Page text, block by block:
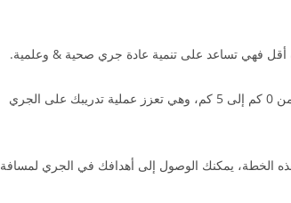
أقل فهي تساعد على تنمية عادة جري صحية & وعلمية.
خطة جري سهلة على المبتدئين، تزودك بمعلومات إرشادية للجري من 0 كم إلى 5 كم، وهي تعزز عملية تدريبك على الجري
الخطة، يمكنك الوصول إلى أهدافك في الجري لمسافة